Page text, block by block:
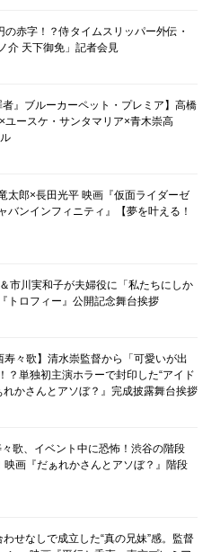
赤字！？侍タイムスリッパー外伝・
介 天下御免」記者会見
者』ブルーカーペット・プレミア】高橋
ユースケ・サンタマリア×青木崇高
太郎×長田光平 映画『仮面ライダーゼ
バンインフィニティ』【夢を叶える！
市川実和子が夫婦役に「私たちにしか
トロフィー』公開記念舞台挨拶
寿々歌】清水崇監督から「可愛いが出
？単独初主演ホラーで封印した“アイド
れかさんとアソぼ？』完成披露舞台挨拶
歌、イベント中に恐怖！渋谷の階段
映画『だぁれかさんとアソぼ？』階段
せなしで成立した“真の兄妹”感。監督